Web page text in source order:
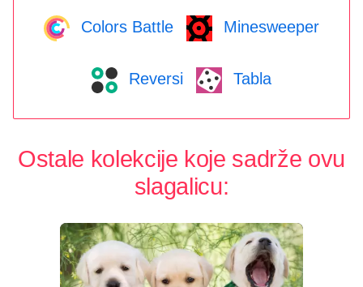
Colors Battle Minesweeper
Reversi Tabla
Ostale kolekcije koje sadrže ovu
slagalicu: